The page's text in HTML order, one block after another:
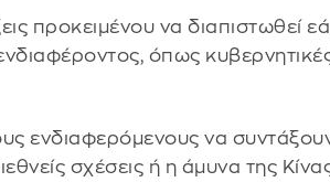
προκειμένου να διαπιστωθεί
όπως
ενδιαφερόμενους να
σχέσεις ή η άμυνα της